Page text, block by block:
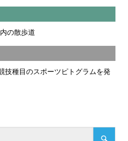
の散歩道
種目のスポーツピトグラムを発